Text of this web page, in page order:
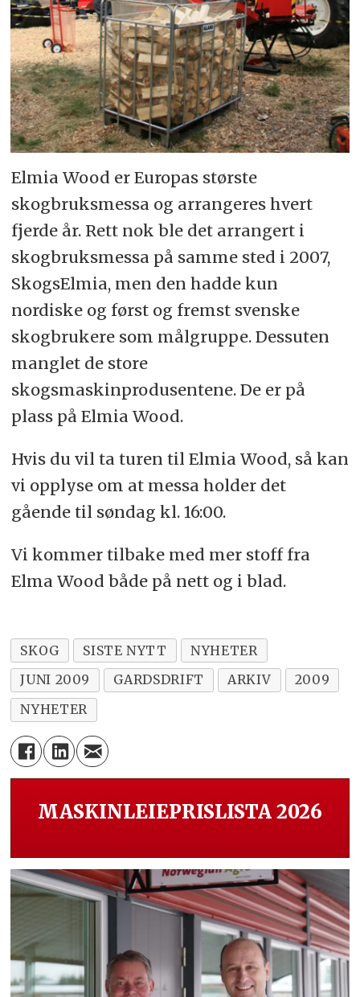
Elmia Wood er Europas største
skogbruksmessa og arrangeres hvert
fjerde år. Rett nok ble det arrangert i
skogbruksmessa på samme sted i 2007,
SkogsElmia, men den hadde kun
nordiske og først og fremst svenske
skogbrukere som målgruppe. Dessuten
manglet de store
skogsmaskinprodusentene. De er på
plass på Elmia Wood.
Hvis du vil ta turen til Elmia Wood, så kan
vi opplyse om at messa holder det
gående til søndag kl. 16:00.
Vi kommer tilbake med mer stoff fra
Elma Wood både på nett og i blad.
SKOG SISTE NYTT
NYHETER
JUNI 2009
GARDSDRIFT ARKIV
2009
NYHETER
MASKINLEIEPRISLISTA 2026